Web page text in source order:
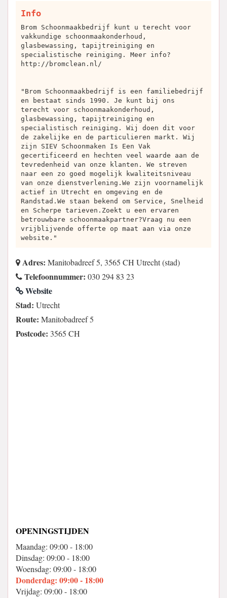
Info
Brom Schoonmaakbedrijf kunt u terecht voor
vakkundige schoonmaakonderhoud,
glasbewassing, tapijtreiniging en
specialistische reiniging. Meer info?
http://bromclean.nl/
"Brom Schoonmaakbedrijf is een familiebedrijf
en bestaat sinds 1990. Je kunt bij ons
terecht voor schoonmaakonderhoud,
glasbewassing, tapijtreiniging en
specialistisch reiniging. Wij doen dit voor
de zakelijke en de particulieren markt. Wij
zijn SIEV Schoonmaken Is Een Vak
gecertificeerd en hechten veel waarde aan de
tevredenheid van onze klanten. We streven
naar een zo goed mogelijk kwaliteitsniveau
van onze dienstverlening.We zijn voornamelijk
actief in Utrecht en omgeving en de
Randstad.We staan bekend om Service, Snelheid
en Scherpe tarieven.Zoekt u een ervaren
betrouwbare schoonmaakpartner?Vraag nu een
vrijblijvende offerte op maat aan via onze
website."
Adres: Manitobadreef 5, 3565 CH Utrecht (stad)
Telefoonnummer: 030 294 83 23
Website
Stad: Utrecht
Route: Manitobadreef 5
Postcode: 3565 CH
OPENINGSTIJDEN
Maandag: 09:00 - 18:00
Dinsdag: 09:00 - 18:00
Woensdag: 09:00 - 18:00
Donderdag: 09:00 - 18:00
Vrijdag: 09:00 - 18:00